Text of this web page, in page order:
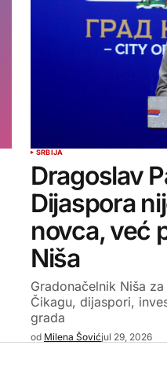
SRBIJA
Dragoslav
Dijaspora
novca, već
Niša
Gradonačelnik Niša
Čikagu, dijaspori,
grada
od Milena Šovićjul 29, 2026